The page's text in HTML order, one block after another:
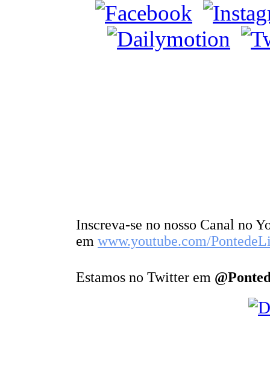
Inscreva-se no nosso Canal no
em www.youtube.com/
Estamos no Twitter em